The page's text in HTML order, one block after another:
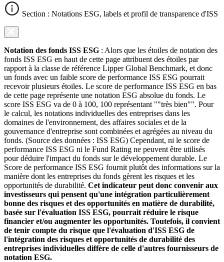
Section : Notations ESG, labels et profil de transparence d'ISS
Notation des fonds ISS ESG : Alors que les étoiles de notation des
fonds ISS ESG en haut de cette page attribuent des étoiles par
rapport à la classe de référence Lipper Global Benchmark, et donc
un fonds avec un faible score de performance ISS ESG pourrait
recevoir plusieurs étoiles. Le score de performance ISS ESG en bas
de cette page représente une notation ESG absolue du fonds. Le
score ISS ESG va de 0 à 100, 100 représentant ""très bien"". Pour
le calcul, les notations individuelles des entreprises dans les
domaines de l'environnement, des affaires sociales et de la
gouvernance d'entreprise sont combinées et agrégées au niveau du
fonds. (Source des données : ISS ESG) Cependant, ni le score de
performance ISS ESG ni le Fund Rating ne peuvent être utilisés
pour déduire l'impact du fonds sur le développement durable. Le
Score de performance ISS ESG fournit plutôt des informations sur la
manière dont les entreprises du fonds gèrent les risques et les
opportunités de durabilité. Cet indicateur peut donc convenir aux
investisseurs qui pensent qu'une intégration particulièrement
bonne des risques et des opportunités en matière de durabilité,
basée sur l'évaluation ISS ESG, pourrait réduire le risque
financier et/ou augmenter les opportunités. Toutefois, il convient
de tenir compte du risque que l'évaluation d'ISS ESG de
l'intégration des risques et opportunités de durabilité des
entreprises individuelles diffère de celle d'autres fournisseurs de
notation ESG.